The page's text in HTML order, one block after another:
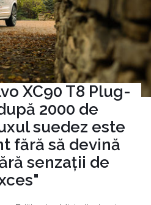
XC90 T8 Plug-
2000 de
suedez este
fără să devină
senzații de